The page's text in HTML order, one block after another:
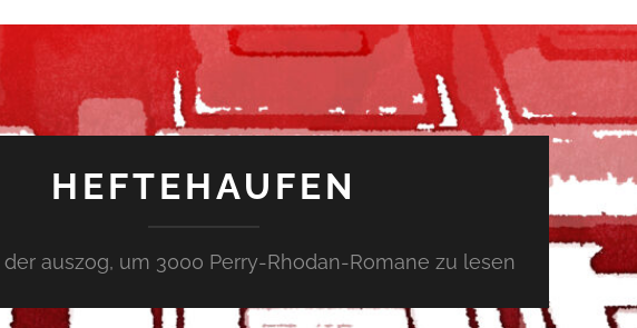
HEFTEHAUFEN
auszog, um 3000 Perry-Rhodan-Romane zu lesen